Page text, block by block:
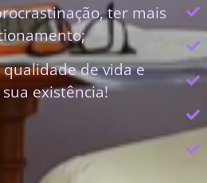
ter mais
de vida e
existência!